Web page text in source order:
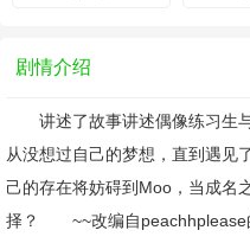
剧情介绍
讲述了故事讲述偶像练习生与
从没想过自己的梦想，直到遇见
己的存在将妨碍到Moo，当成名
择？ ~~改编自peachhplease